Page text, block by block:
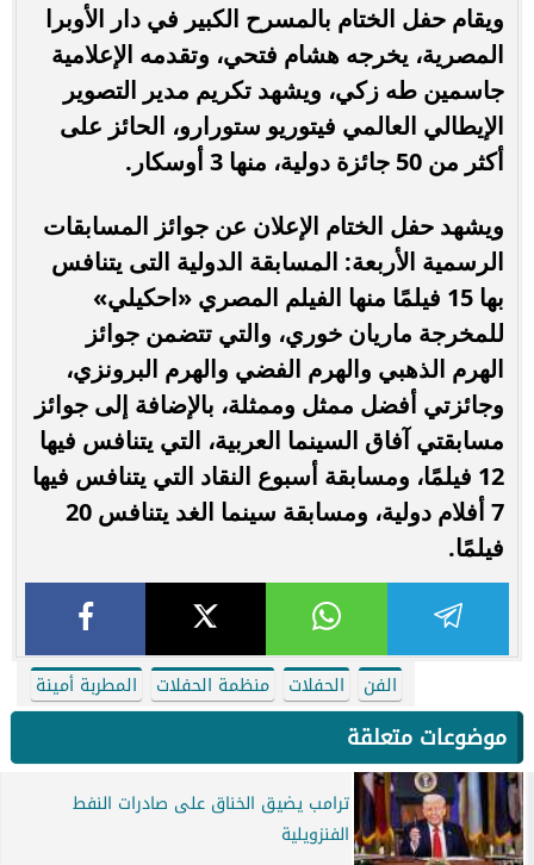
ويقام حفل الختام بالمسرح الكبير في دار الأوبرا
المصرية، يخرجه هشام فتحي، وتقدمه الإعلامية
جاسمين طه زكي، ويشهد تكريم مدير التصوير
الإيطالي العالمي فيتوريو ستورارو، الحائز على
أكثر من 50 جائزة دولية، منها 3 أوسكار.
ويشهد حفل الختام الإعلان عن جوائز المسابقات
الرسمية الأربعة: المسابقة الدولية التى يتنافس
بها 15 فيلمًا منها الفيلم المصري «احكيلي»
للمخرجة ماريان خوري، والتي تتضمن جوائز
الهرم الذهبي والهرم الفضي والهرم البرونزي،
وجائزتي أفضل ممثل وممثلة، بالإضافة إلى جوائز
مسابقتي آفاق السينما العربية، التي يتنافس فيها
12 فيلمًا، ومسابقة أسبوع النقاد التي يتنافس فيها
7 أفلام دولية، ومسابقة سينما الغد يتنافس 20
فيلمًا.
الفن الحفلات منظمة الحفلات المطربة أمينة
موضوعات متعلقة
ترامب يضيق الخناق على صادرات النفط
الفنزويلية